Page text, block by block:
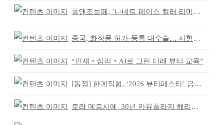
폴앤조보떼, ‘나네트 페이스 컬러 리미티드’ 출시
중국, 화장품 허가·등록 대수술… 시험자료 공용 허용
“인재‧심리‧AI로 그린 미래 뷰티 교육”
[동정] 한메직협, ‘2026 뷰티페스타’ 공동 주최
로라 메르시에, 30년 카뮤플라지 헤리티지 담아